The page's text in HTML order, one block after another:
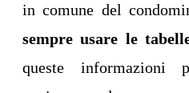
in comune del
sempre usare le
queste informazioni